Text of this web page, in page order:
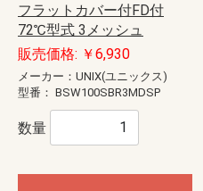
フラットカバー付FD付
72℃型式 3メッシュ
販売価格: ￥6,930
メーカー：UNIX(ユニックス)
型番： BSW100SBR3MDSP
数量